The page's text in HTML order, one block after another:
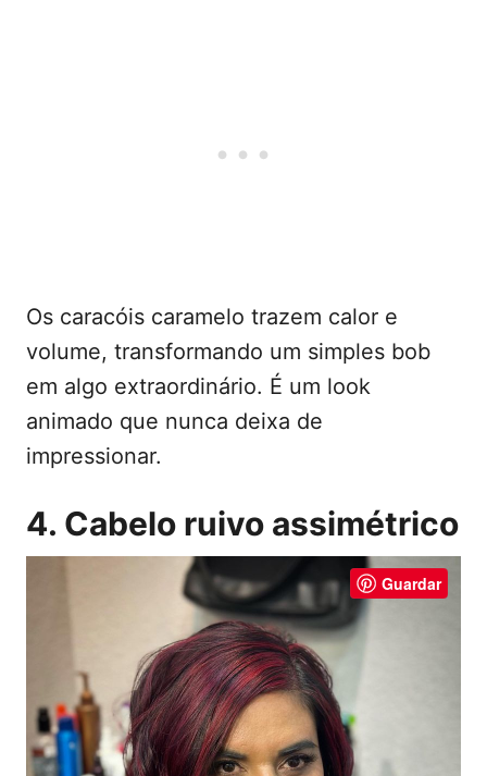
Os caracóis caramelo trazem calor e
volume, transformando um simples bob
em algo extraordinário. É um look
animado que nunca deixa de
impressionar.
4. Cabelo ruivo assimétrico
Guardar